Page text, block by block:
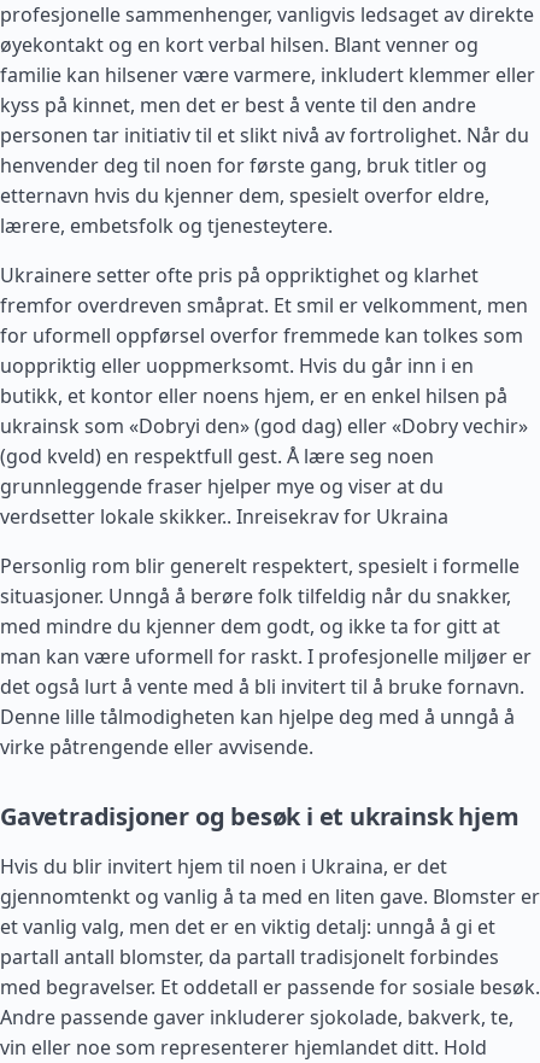
profesjonelle sammenhenger, vanligvis ledsaget av direkte
øyekontakt og en kort verbal hilsen. Blant venner og
familie kan hilsener være varmere, inkludert klemmer eller
kyss på kinnet, men det er best å vente til den andre
personen tar initiativ til et slikt nivå av fortrolighet. Når du
henvender deg til noen for første gang, bruk titler og
etternavn hvis du kjenner dem, spesielt overfor eldre,
lærere, embetsfolk og tjenesteytere.
Ukrainere setter ofte pris på oppriktighet og klarhet
fremfor overdreven småprat. Et smil er velkomment, men
for uformell oppførsel overfor fremmede kan tolkes som
uoppriktig eller uoppmerksomt. Hvis du går inn i en
butikk, et kontor eller noens hjem, er en enkel hilsen på
ukrainsk som «Dobryi den» (god dag) eller «Dobry vechir»
(god kveld) en respektfull gest. Å lære seg noen
grunnleggende fraser hjelper mye og viser at du
verdsetter lokale skikker.. Inreisekrav for Ukraina
Personlig rom blir generelt respektert, spesielt i formelle
situasjoner. Unngå å berøre folk tilfeldig når du snakker,
med mindre du kjenner dem godt, og ikke ta for gitt at
man kan være uformell for raskt. I profesjonelle miljøer er
det også lurt å vente med å bli invitert til å bruke fornavn.
Denne lille tålmodigheten kan hjelpe deg med å unngå å
virke påtrengende eller avvisende.
Gavetradisjoner og besøk i et ukrainsk hjem
Hvis du blir invitert hjem til noen i Ukraina, er det
gjennomtenkt og vanlig å ta med en liten gave. Blomster er
et vanlig valg, men det er en viktig detalj: unngå å gi et
partall antall blomster, da partall tradisjonelt forbindes
med begravelser. Et oddetall er passende for sosiale besøk.
Andre passende gaver inkluderer sjokolade, bakverk, te,
vin eller noe som representerer hjemlandet ditt. Hold